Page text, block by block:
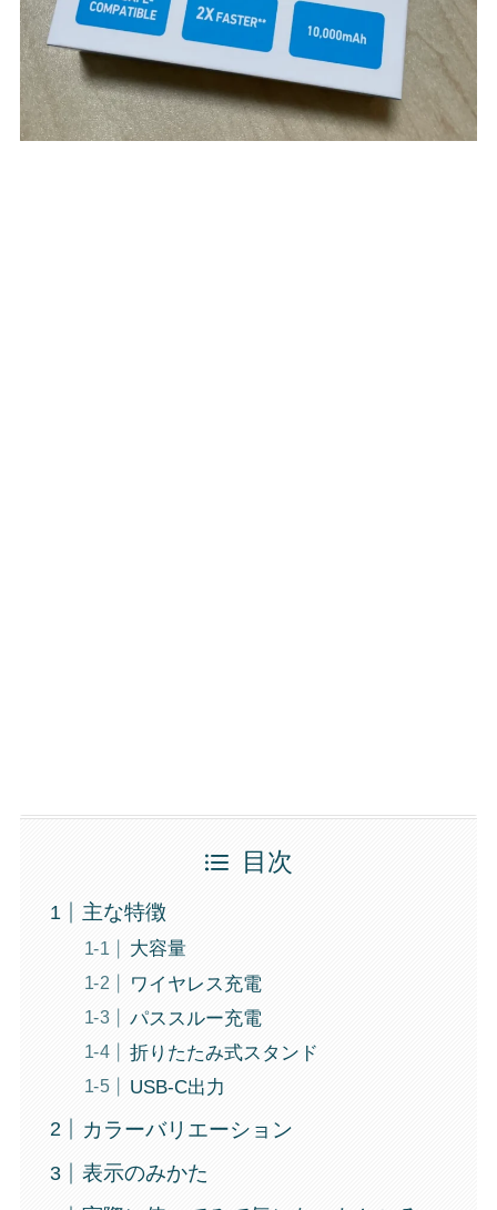
目次
主な特徴
大容量
ワイヤレス充電
パススルー充電
折りたたみ式スタンド
USB-C出力
カラーバリエーション
表示のみかた